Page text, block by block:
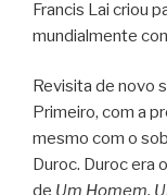
Francis Lai criou
mundialmente
Revisita de novo
Primeiro, com a
mesmo com o
Duroc. Duroc era